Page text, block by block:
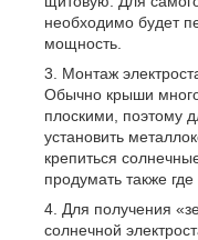
необходимо будет
мощность.
Монтаж
Обычно крыши
плоскими, поэтому
установить
крепиться
продумать также
Для получения
солнечной